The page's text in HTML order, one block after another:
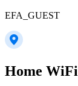
EFA_GUEST
Home WiFi